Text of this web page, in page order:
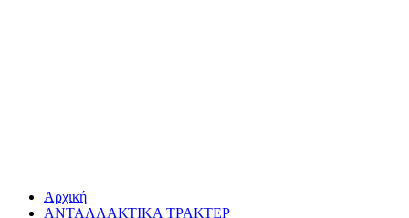
Αρχική
ΑΝΤΑΛΛΑΚΤΙΚΑ ΤΡΑΚΤΕΡ